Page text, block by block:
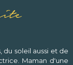
soleil aussi et de
Maman d'une